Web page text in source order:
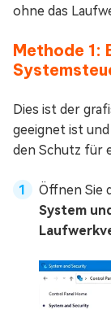
ohne das
Methode 1:
Dies ist der
geeignet ist
den Schutz für
Öffnen Sie
System